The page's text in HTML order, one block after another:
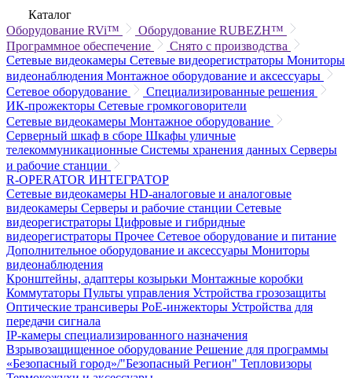
Каталог
Оборудование RVi™
Оборудование RUBEZH™
Программное обеспечение
Снято с производства
Сетевые видеокамеры Сетевые видеорегистраторы Мониторы
видеонаблюдения Монтажное оборудование и аксессуары
Сетевое оборудование
Специализированные решения
ИК-прожекторы Сетевые громкоговорители
Сетевые видеокамеры Монтажное оборудование
Серверный шкаф в сборе Шкафы уличные
телекоммуникационные Системы хранения данных Серверы
и рабочие станции
R-OPERATOR ИНТЕГРАТОР
Сетевые видеокамеры HD-аналоговые и аналоговые
видеокамеры Серверы и рабочие станции Сетевые
видеорегистраторы Цифровые и гибридные
видеорегистраторы Прочее Сетевое оборудование и питание
Дополнительное оборудование и аксессуары Мониторы
видеонаблюдения
Кронштейны, адаптеры козырьки Монтажные коробки
Коммутаторы Пульты управления Устройства грозозащиты
Оптические трансиверы PoE-инжекторы Устройства для
передачи сигнала
IP-камеры специализированного назначения
Взрывозащищенное оборудование Решение для программы
«Безопасный город»/"Безопасный Регион" Тепловизоры